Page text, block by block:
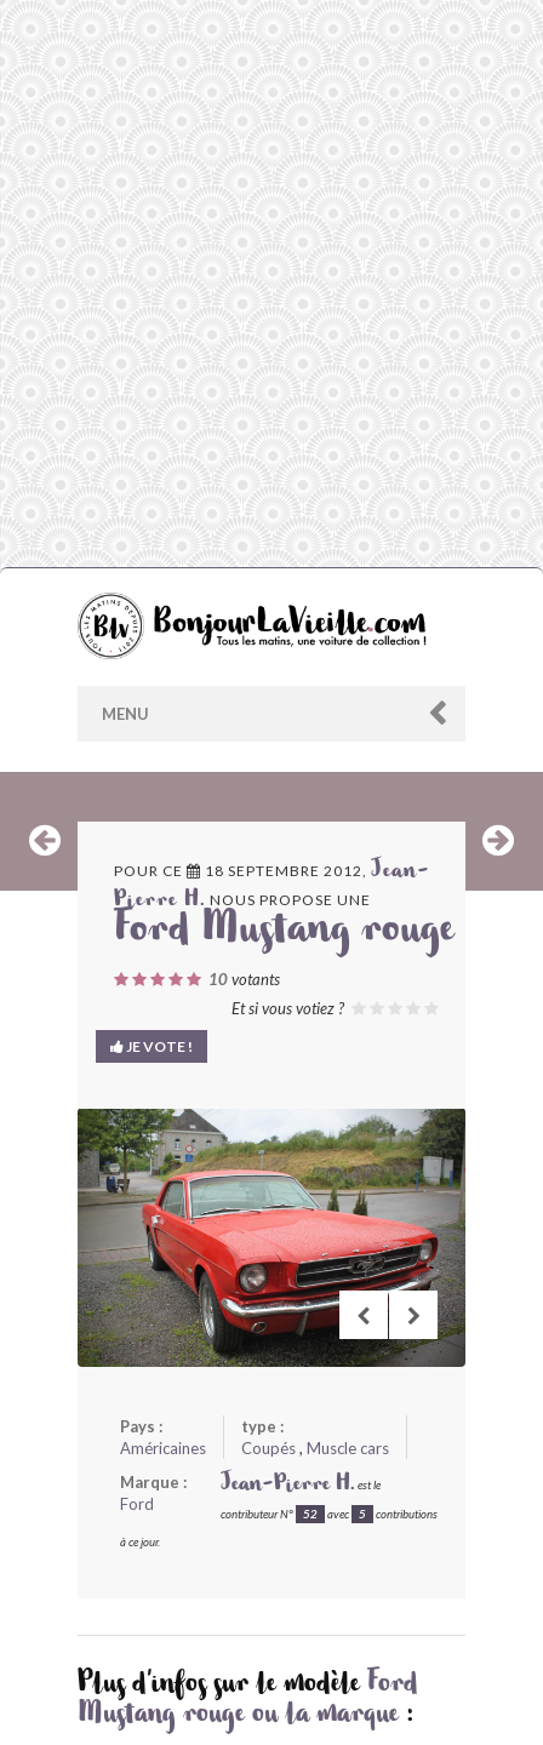
MENU
ARCHIVES
LES CONTRIBUTEURS
LE BLOG
BONJOURLAVIEILLE ?
MODÈLES ET MARQUES
COMMENT FONCTIONNE BLV ?
POUR CE 18 SEPTEMBRE 2012, Jean-
Pierre H. NOUS PROPOSE UNE
Ford Mustang rouge
10votants
Et si vous votiez ?
JE VOTE !
Pays :
Américaines
type :
Coupés, Muscle cars
Marque :
Ford
Jean-Pierre H. est le
contributeur N° 52 avec 5 contributions
à ce jour.
Plus d'infos sur le modèle Ford
Mustang rouge ou la marque: